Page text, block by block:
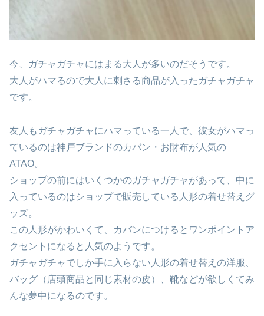
今、ガチャガチャにはまる大人が多いのだそうです。
大人がハマるので大人に刺さる商品が入ったガチャガチャ
です。
友人もガチャガチャにハマっている一人で、彼女がハマっ
ているのは神戸ブランドのカバン・お財布が人気の
ATAO。
ショップの前にはいくつかのガチャガチャがあって、中に
入っているのはショップで販売している人形の着せ替えグ
ッズ。
この人形がかわいくて、カバンにつけるとワンポイントア
クセントになると人気のようです。
ガチャガチャでしか手に入らない人形の着せ替えの洋服、
バッグ（店頭商品と同じ素材の皮）、靴などが欲しくてみ
んな夢中になるのです。